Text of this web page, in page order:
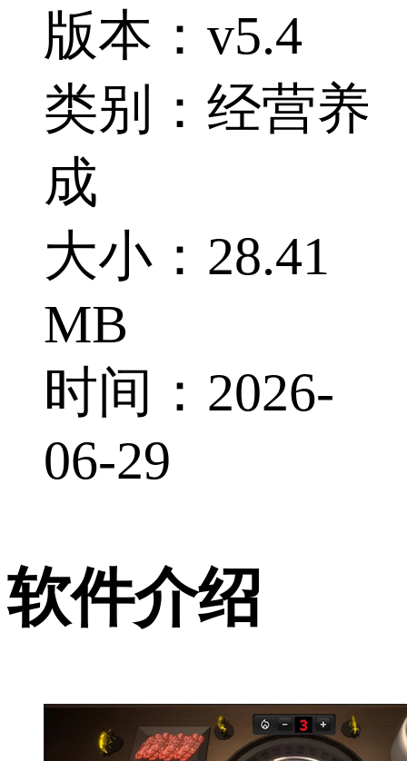
版本：v5.4
类别：经营养
成
大小：28.41
MB
时间：2026-
06-29
软件介绍